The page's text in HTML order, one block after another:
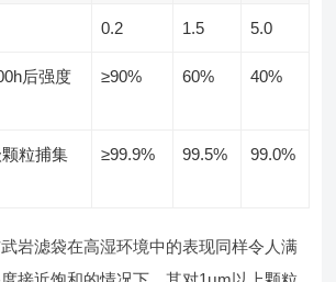
0.2 1.5 5.0
后强度
≥90% 60% 40%
粒捕集
≥99.9% 99.5% 99.0%
岩滤袋在高湿环境中的表现同样令人满